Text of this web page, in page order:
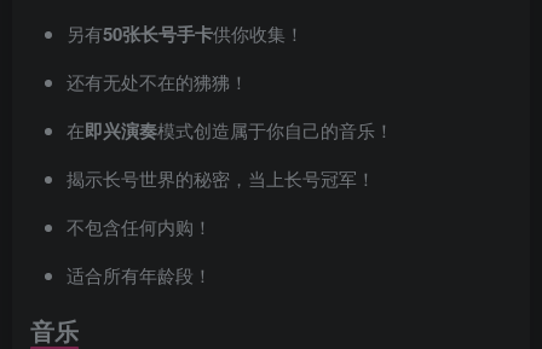
另有50张长号手卡供你收集！
还有无处不在的狒狒！
在即兴演奏模式创造属于你自己的音乐！
揭示长号世界的秘密，当上长号冠军！
不包含任何内购！
适合所有年龄段！
音乐